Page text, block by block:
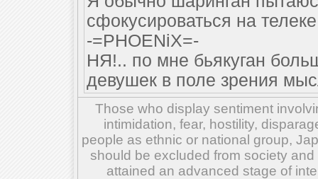
сфокусироваться на
-=PHOENiX=-
НЯ!.. по мне бьякуган
девушек в поле зрения
Those who display sentiment
intimidation, fear, hostility,
people as ethnic or national group,
should be excluded from society
attained an advanced stage of